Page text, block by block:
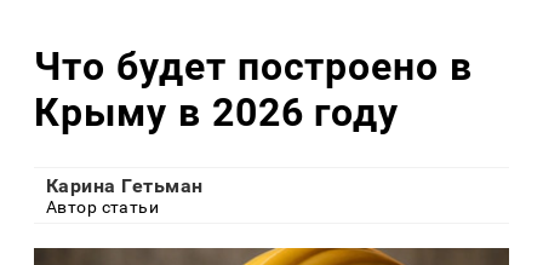
Что будет построено в
Крыму в 2026 году
Карина Гетьман
Автор статьи